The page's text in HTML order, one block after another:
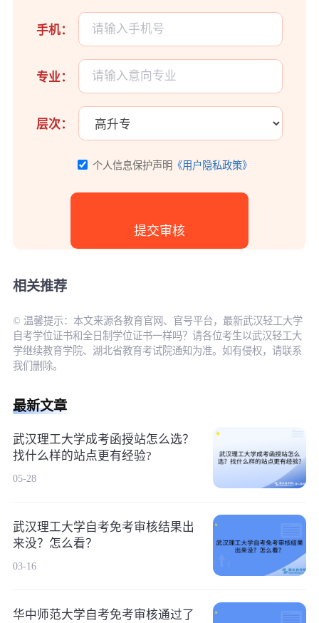
手机：
专业：
层次：
个人信息保护声明 《用户隐私政策》
相关推荐
© 温馨提示：本文来源各教育官网、官号平台，最新武汉轻工大学
自考学位证书和全日制学位证书一样吗？请各位考生以武汉轻工大
学继续教育学院、湖北省教育考试院通知为准。如有侵权，请联系
我们删除。
最新文章
武汉理工大学成考函授站怎么选？
找什么样的站点更有经验?
05-28
武汉理工大学自考免考审核结果出
来没？怎么看？
03-16
华中师范大学自考免考审核通过了